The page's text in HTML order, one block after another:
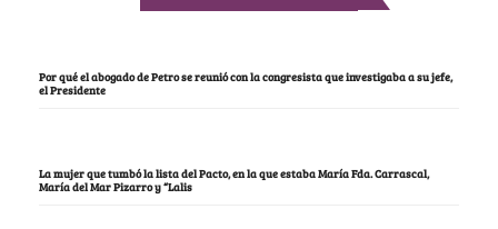
Por qué el abogado de Petro se reunió con la congresista que investigaba a su jefe,
el Presidente
La mujer que tumbó la lista del Pacto, en la que estaba María Fda. Carrascal,
María del Mar Pizarro y “Lalis